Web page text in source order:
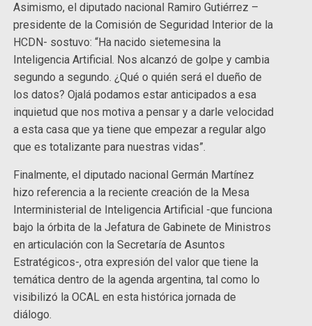
Asimismo, el diputado nacional Ramiro Gutiérrez –
presidente de la Comisión de Seguridad Interior de la
HCDN- sostuvo: “Ha nacido sietemesina la
Inteligencia Artificial. Nos alcanzó de golpe y cambia
segundo a segundo. ¿Qué o quién será el dueño de
los datos? Ojalá podamos estar anticipados a esa
inquietud que nos motiva a pensar y a darle velocidad
a esta casa que ya tiene que empezar a regular algo
que es totalizante para nuestras vidas”.
Finalmente, el diputado nacional Germán Martínez
hizo referencia a la reciente creación de la Mesa
Interministerial de Inteligencia Artificial -que funciona
bajo la órbita de la Jefatura de Gabinete de Ministros
en articulación con la Secretaría de Asuntos
Estratégicos-, otra expresión del valor que tiene la
temática dentro de la agenda argentina, tal como lo
visibilizó la OCAL en esta histórica jornada de
diálogo.